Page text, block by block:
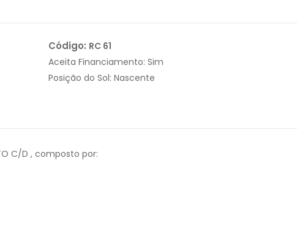
Código: RC 61
Aceita Financiamento:Sim
Posição do Sol:Nascente
C/D , composto por: